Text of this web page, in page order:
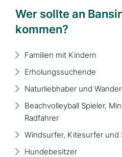
Wer sollte an
kommen?
Familien mit Kindern
Erholungssuchende
Naturliebhaber und
Beachvolleyball Spieler,
Radfahrer
Windsurfer, Kitesurfer und
Hundebesitzer